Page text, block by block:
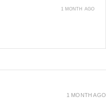
1 MONTH AGO
1 MONTH AGO